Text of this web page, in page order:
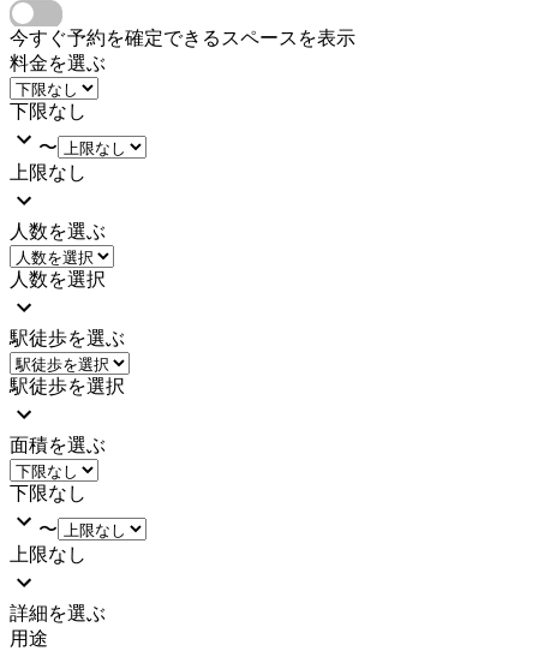
今すぐ予約を確定できるスペースを表示
料金を選ぶ
下限なし
〜
上限なし
人数を選ぶ
人数を選択
駅徒歩を選ぶ
駅徒歩を選択
面積を選ぶ
下限なし
〜
上限なし
詳細を選ぶ
用途